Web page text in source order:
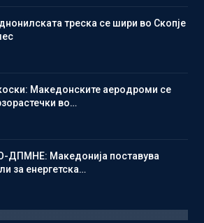
треска се шири во Скопје
Македонските аеродроми се
во…
ДПМНЕ: Македонија поставува
за енергетска…